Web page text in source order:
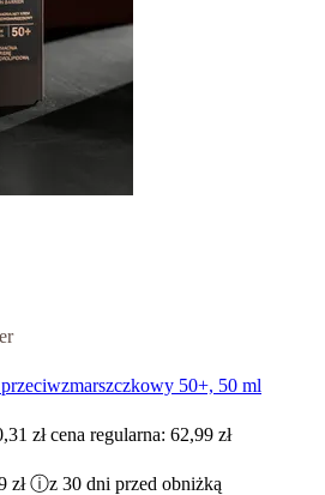
50+, 50 ml
zł cena regularna: 62,99 zł
zł ⓘz 30 dni przed obniżką